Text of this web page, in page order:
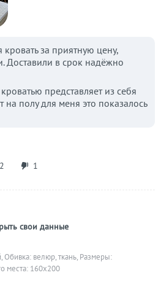
кровать за приятную цену,
Доставили в срок надёжно
представляет из себя
полу для меня это показалось
2 1
свои данные
Обивка: велюр, ткань, Размеры:
места: 160х200